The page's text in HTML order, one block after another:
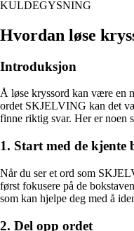
KULDEGYSNING
Hvordan løse
Introduksjon
Å løse kryssord kan være en
ordet SKJELVING kan det
finne riktig svar. Her er noen
1. Start med de kjente
Når du ser et ord som
først fokusere på de
som kan hjelpe deg med å
2. Del opp ordet